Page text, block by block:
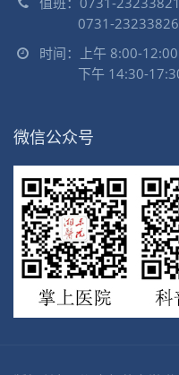
0731-23233826（
时间：上午 8:00-12:00
下午 14:30-
微信公众号